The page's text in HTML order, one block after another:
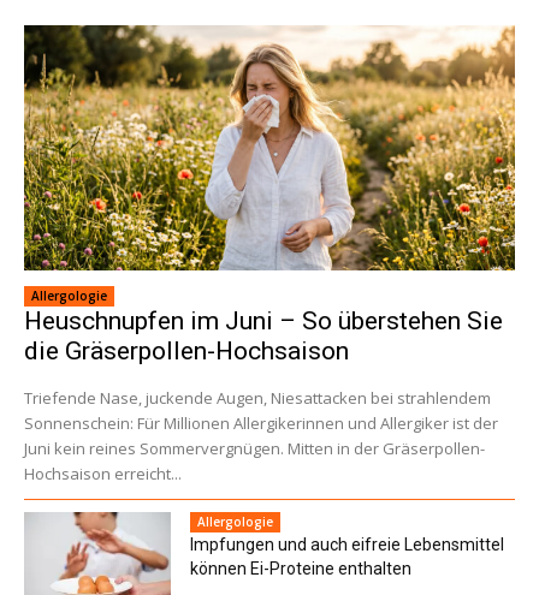
Allergologie
Heuschnupfen im Juni – So überstehen Sie
die Gräserpollen-Hochsaison
Triefende Nase, juckende Augen, Niesattacken bei strahlendem
Sonnenschein: Für Millionen Allergikerinnen und Allergiker ist der
Juni kein reines Sommervergnügen. Mitten in der Gräserpollen-
Hochsaison erreicht...
Allergologie
Impfungen und auch eifreie Lebensmittel
können Ei-Proteine enthalten